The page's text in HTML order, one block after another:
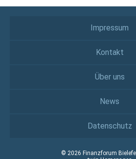
Impressum
Kontakt
Über uns
News
Datenschutz
© 2026 Finanzforum